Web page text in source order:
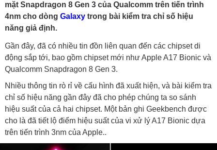
mặt Snapdragon 8 Gen 3 của Qualcomm trên tiến trình
4nm cho dòng Galaxy trong bài kiểm tra chỉ số hiệu
năng giả định.
Gần đây, đã có nhiều tin đồn liên quan đến các chipset di
động sắp tới, bao gồm chipset mới như Apple A17 Bionic và
Qualcomm Snapdragon 8 Gen 3.
Nhiều thông tin rò rỉ về cấu hình đã xuất hiện, và bài kiểm tra
chỉ số hiệu năng gần đây đã cho phép chúng ta so sánh
hiệu suất của cả hai chipset. Một bản ghi Geekbench được
cho là đã tiết lộ điểm hiệu suất của vi xử lý A17 Bionic dựa
trên tiến trình 3nm của Apple..